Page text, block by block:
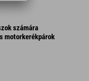
számára
motorkerékpárok